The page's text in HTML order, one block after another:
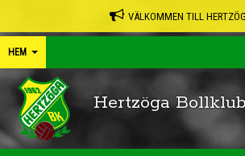
VÄLKOMMEN TILL
HEM
Hertzöga